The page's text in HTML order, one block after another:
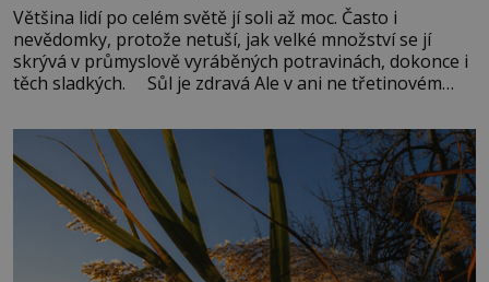
Většina lidí po celém světě jí soli až moc. Často i
nevědomky, protože netuší, jak velké množství se jí
skrývá v průmyslově vyráběných potravinách, dokonce i
těch sladkých. Sůl je zdravá Ale v ani ne třetinovém
základní složky– sodík a chlór – jsou zásadní pro
správné hospodaření